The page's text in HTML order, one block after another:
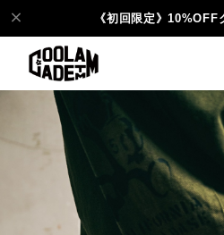
《初回限定》